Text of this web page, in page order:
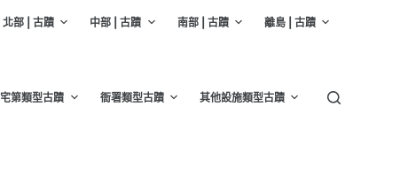
北部 | 古蹟 中部 | 古蹟 南部 | 古蹟 離島 | 古蹟
宅第類型古蹟 衙署類型古蹟 其他設施類型古蹟